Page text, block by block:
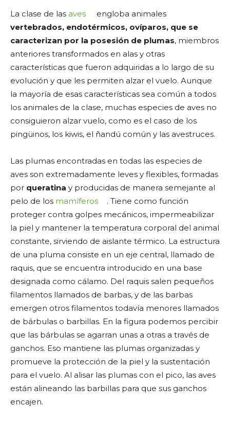
La clase de las aves
engloba animales
vertebrados, endotérmicos, ovíparos, que se
caracterizan por la posesión de plumas, miembros
anteriores transformados en alas y otras
características que fueron adquiridas a lo largo de su
evolución y que les permiten alzar el vuelo. Aunque
la mayoría de esas características sea común a todos
los animales de la clase, muchas especies de aves no
consiguieron alzar vuelo, como es el caso de los
pingüinos, los kiwis, el ñandú común y las avestruces.
Las plumas encontradas en todas las especies de
aves son extremadamente leves y flexibles, formadas
por queratina y producidas de manera semejante al
pelo de los mamíferos
. Tiene como función
proteger contra golpes mecánicos, impermeabilizar
la piel y mantener la temperatura corporal del animal
constante, sirviendo de aislante térmico. La estructura
de una pluma consiste en un eje central, llamado de
raquis, que se encuentra introducido en una base
designada como cálamo. Del raquis salen pequeños
filamentos llamados de barbas, y de las barbas
emergen otros filamentos todavía menores llamados
de bárbulas o barbillas. En la figura podemos percibir
que las bárbulas se agarran unas a otras a través de
ganchos. Eso mantiene las plumas organizadas y
promueve la protección de la piel y la sustentación
para el vuelo. Al alisar las plumas con el pico, las aves
están alineando las barbillas para que sus ganchos
encajen.